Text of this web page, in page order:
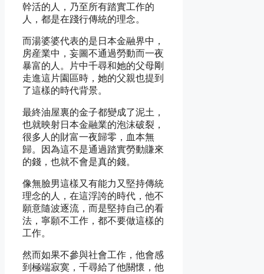
幹活的人，乃至所有踏實工作的
人，都是在踐行傳統的理念。
而湯婆婆代表的是日本金融界中，
房産業中，妄圖不通過勞動而一夜
暴富的人。片中千尋和她的父母剛
走進這片園區時，她的父親也提到
了這樣的時代背景。
最終油屋裏的金子都變成了泥土，
也就映射日本金融業的泡沫破裂，
很多人的財富一夜歸零，血本無
歸。因為這不是通過踏實勞動賺來
的錢，也就不會是真的錢。
像無臉男這樣又有能力又堅持傳統
理念的人，在這浮誇的時代，他不
願意隨波逐流，而是堅持自己的看
法，寧願不工作，都不要做這樣的
工作。
然而如果不參與社會工作，他會感
到極端寂寞，千尋給了他關懷，他